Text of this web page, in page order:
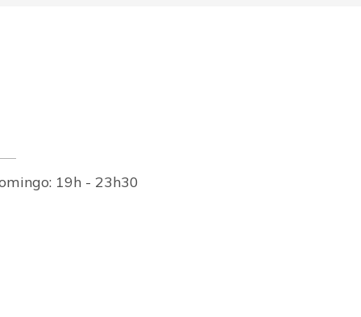
19h - 23h30